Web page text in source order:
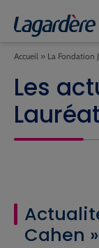
Les
Accueil » La Fondation
Cahen »